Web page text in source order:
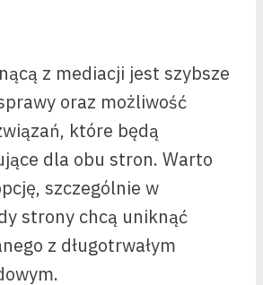
z mediacji jest szybsze
oraz możliwość
które będą
dla obu stron. Warto
szczególnie w
strony chcą uniknąć
z długotrwałym